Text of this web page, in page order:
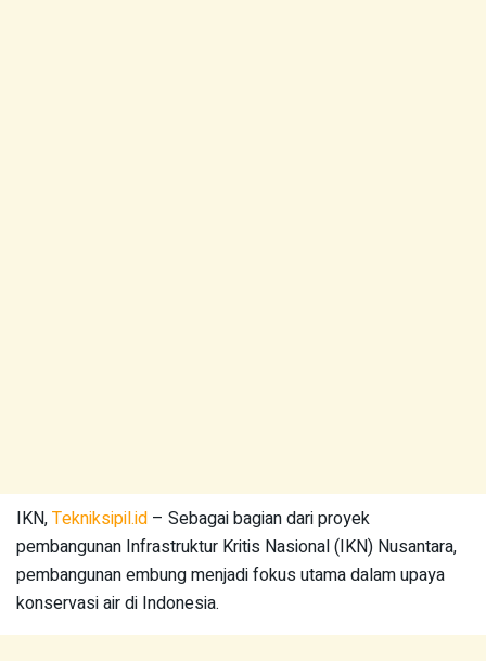
IKN,Tekniksipil.id – Sebagai bagian dari proyek
pembangunan Infrastruktur Kritis Nasional (IKN) Nusantara,
pembangunan embung menjadi fokus utama dalam upaya
konservasi air di Indonesia.